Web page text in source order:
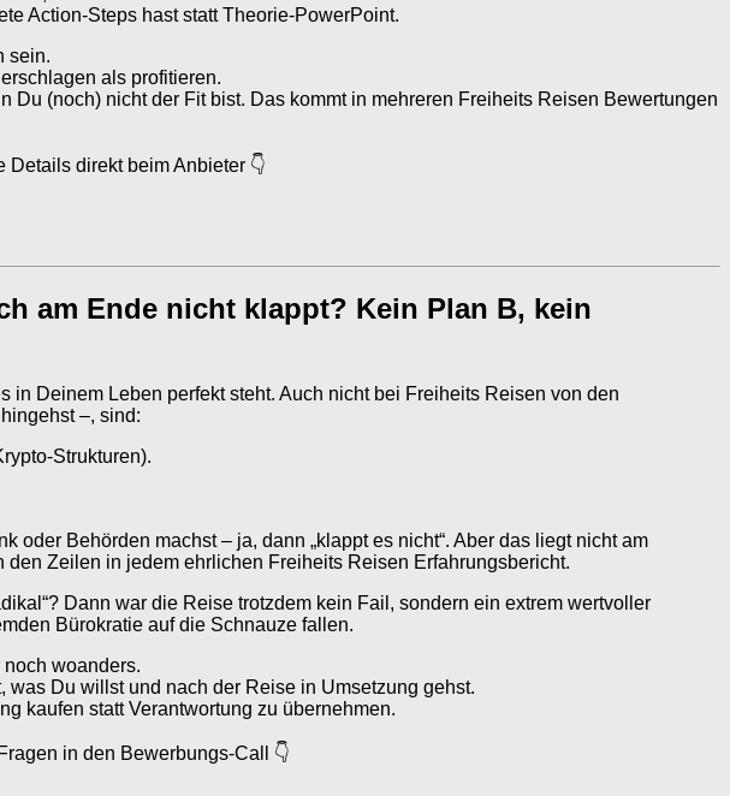
Action-Steps hast statt Theorie-PowerPoint.
sein.
als profitieren.
(noch) nicht der Fit bist. Das kommt in mehreren Freiheits Reisen Bewertungen
direkt beim Anbieter 👇
am Ende nicht klappt? Kein Plan B, kein
Deinem Leben perfekt steht. Auch nicht bei Freiheits Reisen von den
–, sind:
Strukturen).
Behörden machst – ja, dann „klappt es nicht“. Aber das liegt nicht am
Zeilen in jedem ehrlichen Freiheits Reisen Erfahrungsbericht.
Dann war die Reise trotzdem kein Fail, sondern ein extrem wertvoller
Bürokratie auf die Schnauze fallen.
woanders.
was Du willst und nach der Reise in Umsetzung gehst.
kaufen statt Verantwortung zu übernehmen.
in den Bewerbungs-Call 👇